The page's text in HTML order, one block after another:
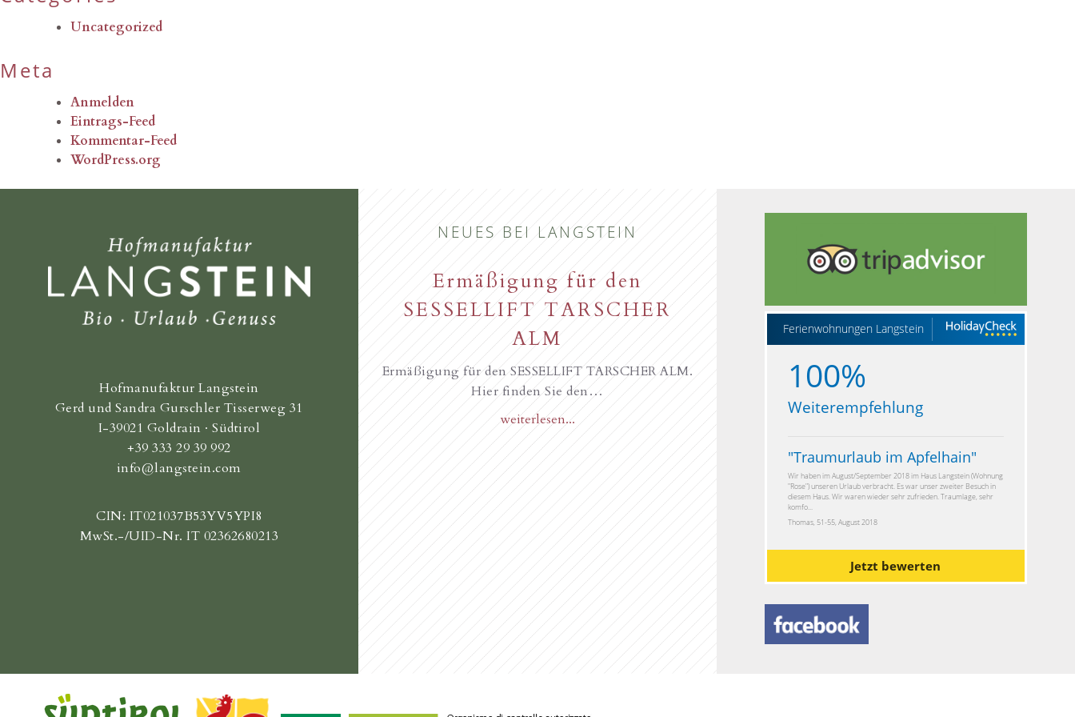
Uncategorized
Meta
Anmelden
Eintrags-Feed
Kommentar-Feed
WordPress.org
Hofmanufaktur Langstein
Gerd und Sandra Gurschler Tisserweg 31
I-39021 Goldrain · Südtirol
+39 333 29 39 992
info@langstein.com
CIN: IT021037B53YV5YPI8
MwSt.-/UID-Nr. IT 02362680213
NEUES BEI LANGSTEIN
Ermäßigung für den
SESSELLIFT TARSCHER
ALM
Ermäßigung für den SESSELLIFT TARSCHER ALM.
Hier finden Sie den…
weiterlesen...
Ferienwohnungen Langstein
100%
Weiterempfehlung
"Traumurlaub im Apfelhain"
Wir haben im August/September 2018 im Haus Langstein (Wohnung
"Rose") unseren Urlaub verbracht. Es war unser zweiter Besuch in
diesem Haus. Wir waren wieder sehr zufrieden. Traumlage, sehr
komfo...
Thomas, 51-55, August 2018
Jetzt bewerten